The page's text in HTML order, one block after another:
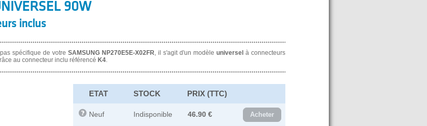
90W
inclus
spécifique de votre SAMSUNG NP270E5E-X02FR, il s'agit d'un modèle universel à connecteurs
au connecteur inclu référencé K4.
ETAT STOCK PRIX (TTC)
Neuf Indisponible 46.90 € Acheter